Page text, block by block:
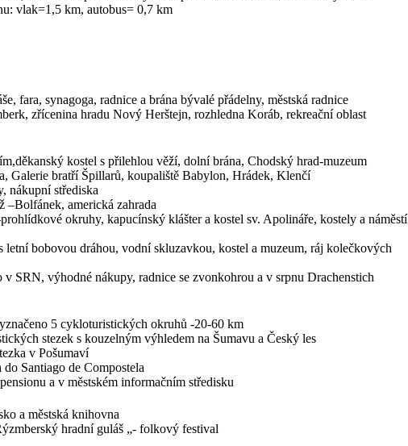
vlak=1,5 km, autobus= 0,7 km
fara, synagoga, radnice a brána bývalé přádelny, městská radnice
zřícenina hradu Nový Herštejn, rozhledna Koráb, rekreační oblast
kostel s přilehlou věží, dolní brána, Chodský hrad-muzeum
Galerie bratří Špillarů, koupaliště Babylon, Hrádek, Klenčí
nákupní střediska
–Bolfánek, americká zahrada
okruhy, kapucínský klášter a kostel sv. Apolináře, kostely a náměstí
letní bobovou dráhou, vodní skluzavkou, kostel a muzeum, ráj kolečkových
SRN, výhodné nákupy, radnice se zvonkohrou a v srpnu Drachenstich
5 cykloturistických okruhů -20-60 km
stezek s kouzelným výhledem na Šumavu a Český les
v Pošumaví
do Santiago de Compostela
a v městském informačním středisku
a městská knihovna
hradní guláš „- folkový festival